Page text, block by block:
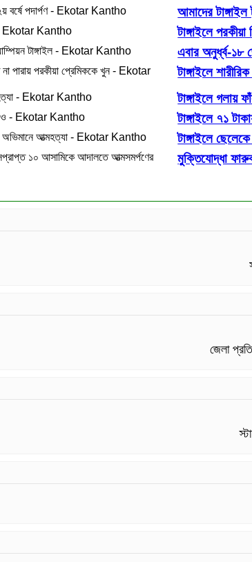
আমাদের টাঙ্গাইল
টাঙ্গাইলে
এবার অনুর্ধ্ব-১৮
টাঙ্গাইলে
টাঙ্গাইলে গলায়
টাঙ্গাইলে ৭১
টাঙ্গাইলে
মুক্তিযোদ্ধা
জেলা